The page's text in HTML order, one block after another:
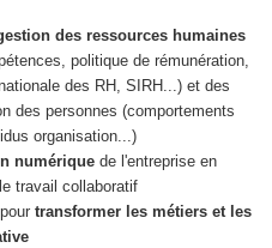
des ressources humaines
politique de rémunération,
des RH, SIRH...) et des
des personnes (comportements
organisation...)
numérique de l'entreprise en
travail collaboratif
transformer les métiers et les